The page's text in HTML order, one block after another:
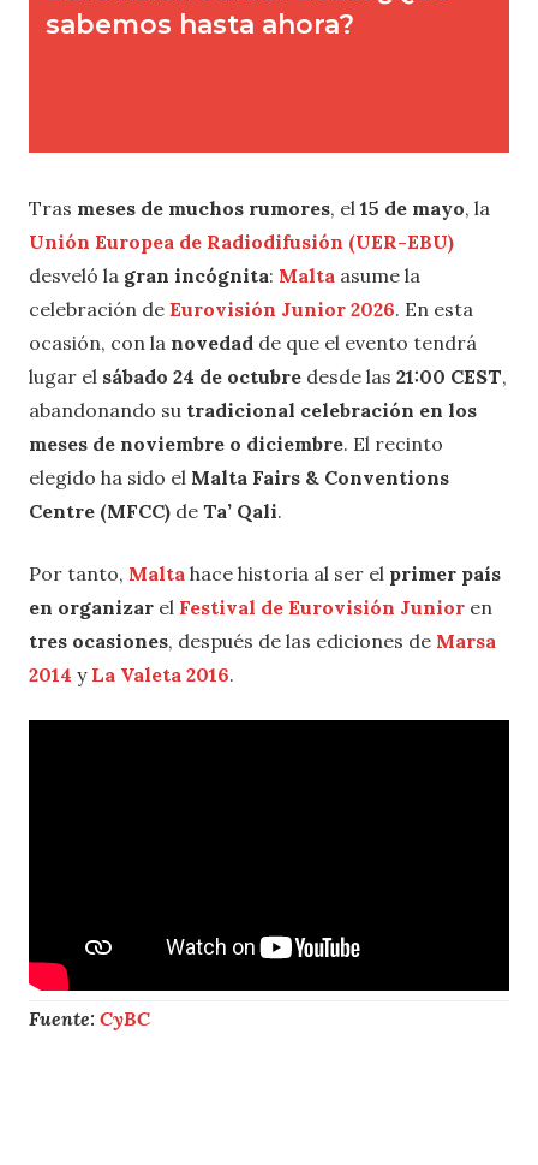
Tras meses de muchos rumores, el 15 de mayo, la
Unión Europea de Radiodifusión (UER-EBU)
desveló la gran incógnita: Malta asume la
celebración de Eurovisión Junior 2026. En esta
ocasión, con la novedad de que el evento tendrá
lugar el sábado 24 de octubre desde las 21:00 CEST,
abandonando su tradicional celebración en los
meses de noviembre o diciembre. El recinto
elegido ha sido el Malta Fairs & Conventions
Centre (MFCC) de Ta’ Qali.
Por tanto, Malta hace historia al ser el primer país
en organizar el Festival de Eurovisión Junior en
tres ocasiones, después de las ediciones de Marsa
2014 y La Valeta 2016.
Fuente: CyBC